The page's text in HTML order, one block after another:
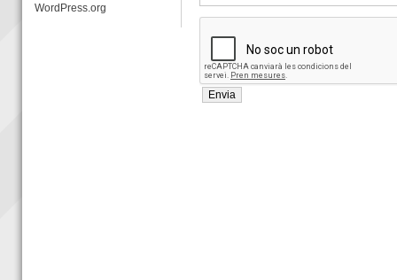
WordPress.org